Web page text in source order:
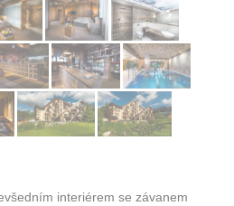
interiérem se závanem